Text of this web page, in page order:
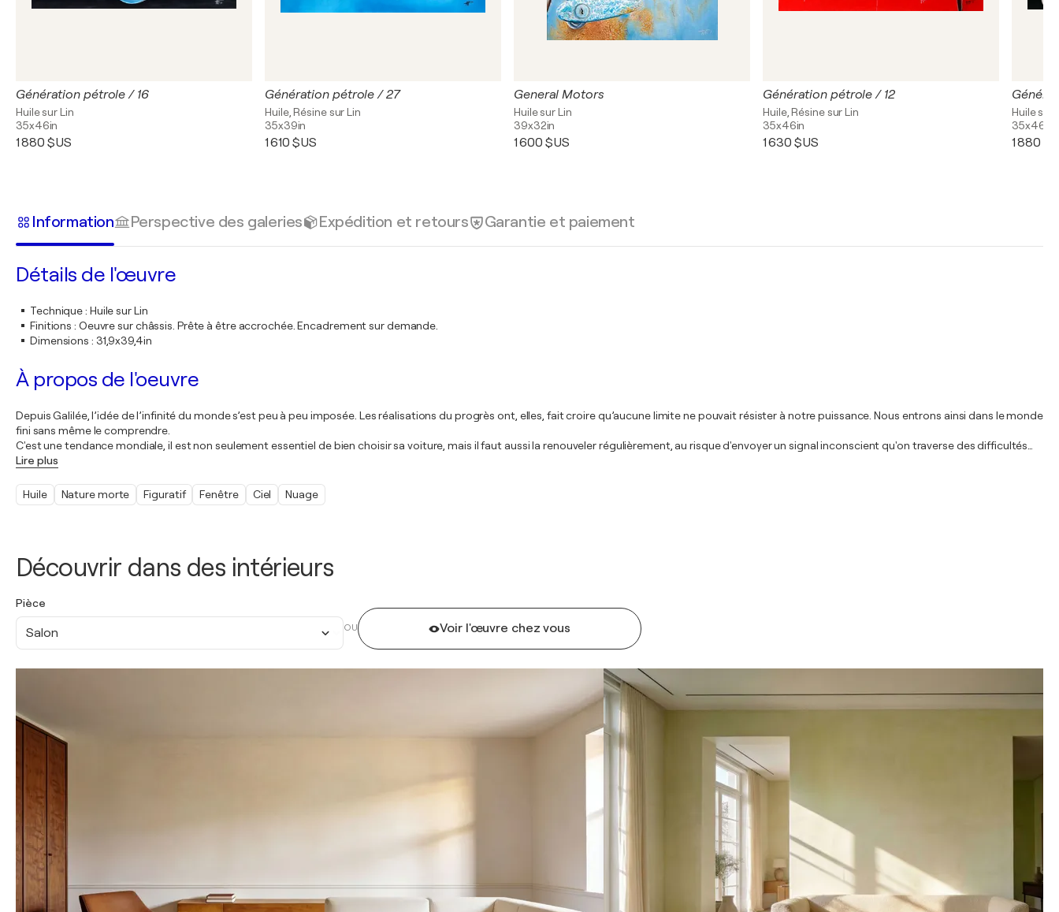
Découvrir dans des intérieurs
Pièce
Salon OU Voir l'œuvre chez vous
Génération pétrole / 16
Huile sur Lin
35x46in
1 880 $US
Génération pétrole / 27
Huile, Résine sur Lin
35x39in
1 610 $US
General Motors
Huile sur Lin
39x32in
1 600 $US
Génération pétrole / 12
Huile, Résine sur Lin
35x46in
1 630 $US
Huile sur
35x46in
1 880
Information Perspective des galeries Expédition et retours Garantie et paiement
Détails de l'œuvre
Technique: Huile sur Lin
Finitions : Oeuvre sur châssis. Prête à être accrochée. Encadrement sur demande.
Dimensions : 31,9x39,4in
À propos de l'oeuvre
Depuis Galilée, l’idée de l’infinité du monde s’est peu à peu imposée. Les réalisations du progrès ont, elles, fait croire qu’aucune limite ne pouvait résister à notre puissance. Nous entrons ainsi dans le monde
fini sans même le comprendre.
C'est une tendance mondiale, il est non seulement essentiel de bien choisir sa voiture, mais il faut aussi la renouveler régulièrement, au risque d'envoyer un signal inconscient qu'on traverse des difficultés
Lire plus
Huile Nature morte Figuratif Fenêtre Ciel Nuage